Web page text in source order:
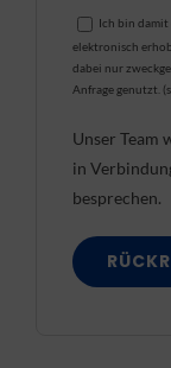
Ich bin damit
elektronisch
dabei nur
Anfrage genutzt.
Unser Team
in
besprechen.